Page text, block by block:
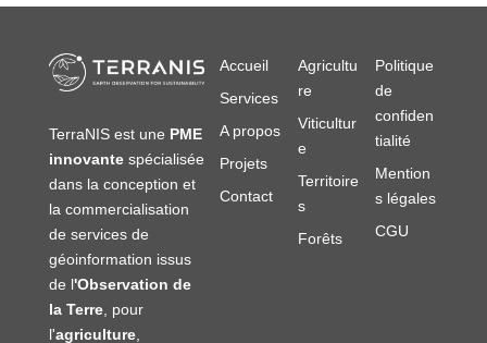
TerraNIS est une PME
innovantespécialisée
dans la conception et
la commercialisation
de services de
géoinformation issus
de l'Observation de
la Terre, pour
l'agriculture,
Accueil
Services
A propos
Projets
Contact
Agricultu
re
Viticultur
e
Territoire
s
Forêts
Politique
de
confiden
tialité
Mention
s légales
CGU